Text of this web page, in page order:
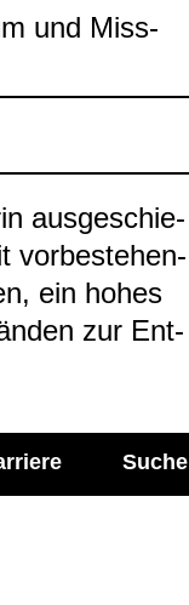
Suche
und Miss­
aus­ge­schie­
vor­be­stehen­
ein hohes
zur Ent­